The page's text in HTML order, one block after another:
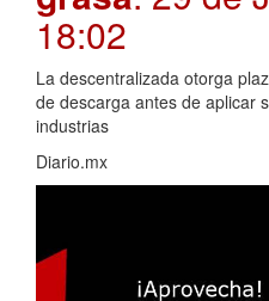
18:02
La descentralizada otorga
de descarga antes de aplicar
industrias
Diario.mx